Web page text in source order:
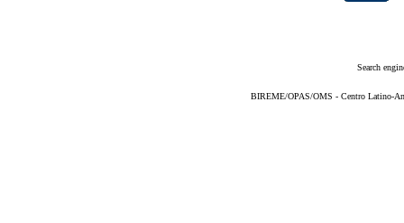
Search
BIREME/OPAS/OMS - Centro Latino-